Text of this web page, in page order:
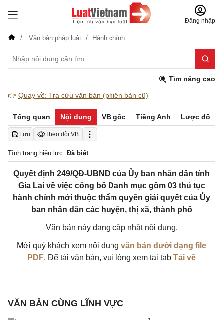
Đăng nhập
Văn bản pháp luật Hành chính
Tìm nâng cao
👉 Quay về: Tra cứu văn bản (phiên bản cũ)
Tổng quan Nội dung VB gốc Tiếng Anh Lược đồ
Lưu Theo dõi VB
Tình trạng hiệu lực: Đã biết
Quyết định 249/QĐ-UBND của Ủy ban nhân dân tỉnh
Gia Lai ​về việc công bố Danh mục gồm 03 thủ tục
hành chính mới thuộc thẩm quyền giải quyết của Ủy
ban nhân dân các huyện, thị xã, thành phố​
Văn bản này đang cập nhật nội dung.
Mời quý khách xem nội dung văn bản dưới dạng file
PDF. Để tải văn bản, vui lòng xem tại tab Tải về
VĂN BẢN CÙNG LĨNH VỰC